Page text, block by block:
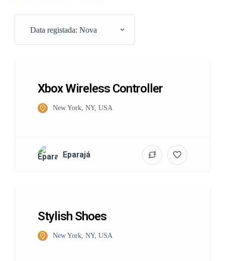
Data registada: Nova
Xbox Wireless Controller
New York, NY, USA
Eparajá
Stylish Shoes
New York, NY, USA